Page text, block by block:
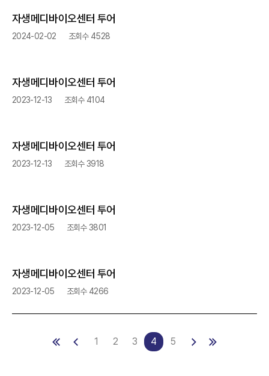
자생메디바이오센터 투어
2024-02-02 조회수 4528
자생메디바이오센터 투어
2023-12-13 조회수 4104
자생메디바이오센터 투어
2023-12-13 조회수 3918
자생메디바이오센터 투어
2023-12-05 조회수 3801
자생메디바이오센터 투어
2023-12-05 조회수 4266
1 2 3 4
5